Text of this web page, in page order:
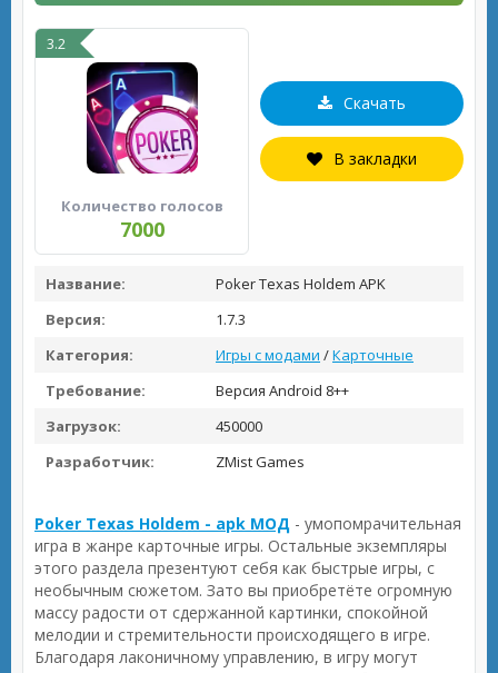
3.2
Количество голосов
7000
Скачать
В закладки
Название:
Poker Texas Holdem APK
Версия:
1.7.3
Категория:
Игры с модами /Карточные
Требование:
Версия Android 8++
Загрузок:
450000
Разработчик:
ZMist Games
Poker Texas Holdem - apk МОД - умопомрачительная
игра в жанре карточные игры. Остальные экземпляры
этого раздела презентуют себя как быстрые игры, с
необычным сюжетом. Зато вы приобретёте огромную
массу радости от сдержанной картинки, спокойной
мелодии и стремительности происходящего в игре.
Благодаря лаконичному управлению, в игру могут